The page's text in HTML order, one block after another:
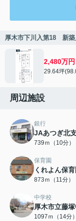
厚木市下川入第18 新
2,480万円
29.64坪
周辺施設
銀行
JAあつぎ北
739ｍ（10分）
保育園
くれよん保育
873ｍ（11分）
中学校
厚木市立藤
1097ｍ（14分）